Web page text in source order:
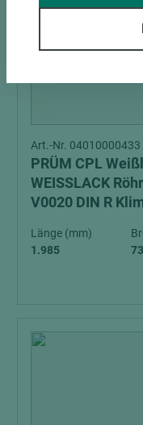
Art.-Nr. 04010000433
PRÜM CPL
WEISSLACK
V0020 DIN R
Länge (mm)
1.985